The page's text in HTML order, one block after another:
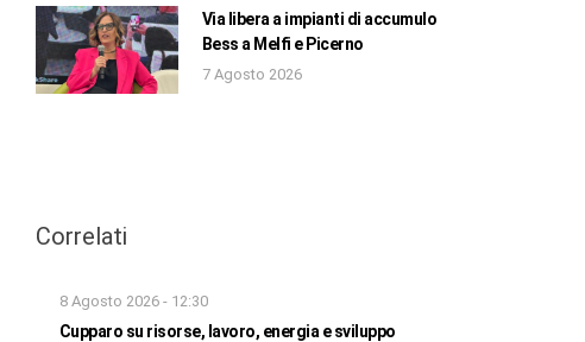
Via libera a impianti di accumulo
Bess a Melfi e Picerno
7 Agosto 2026
Correlati
8 Agosto 2026 - 12:30
Cupparo su risorse, lavoro, energia e sviluppo